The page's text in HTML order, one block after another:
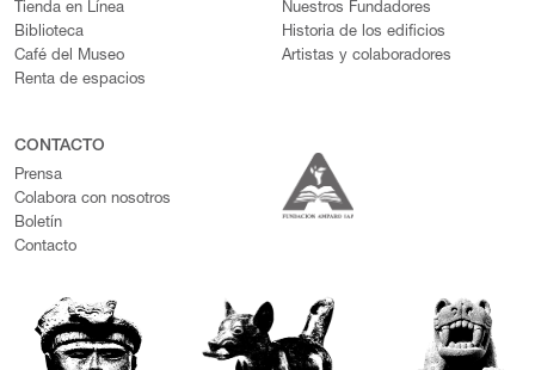
Tienda en Línea
Biblioteca
Café del Museo
Renta de espacios
Nuestros Fundadores
Historia de los edificios
Artistas y colaboradores
CONTACTO
Prensa
Colabora con nosotros
Boletín
Contacto